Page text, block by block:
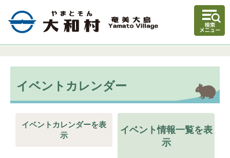
イベントカレンダー
イベントカレンダーを表
示
イベント情報一覧を表
示